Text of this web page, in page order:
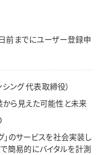
前までにユーザー登録申
ング 代表取締役）
ら見えた可能性と未来
のサービスを社会実装し
簡易的にバイタルを計測